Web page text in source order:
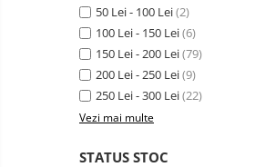
50 Lei - 100 Lei(2)
100 Lei - 150 Lei(6)
150 Lei - 200 Lei(79)
200 Lei - 250 Lei(9)
250 Lei - 300 Lei(22)
Vezi mai multe
STATUS STOC